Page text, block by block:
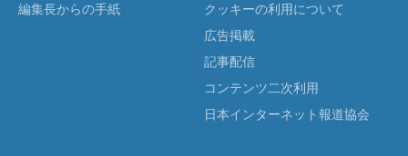
編集長からの手紙
クッキーの利用について
広告掲載
記事配信
コンテンツ二次利用
日本インターネット報道協会